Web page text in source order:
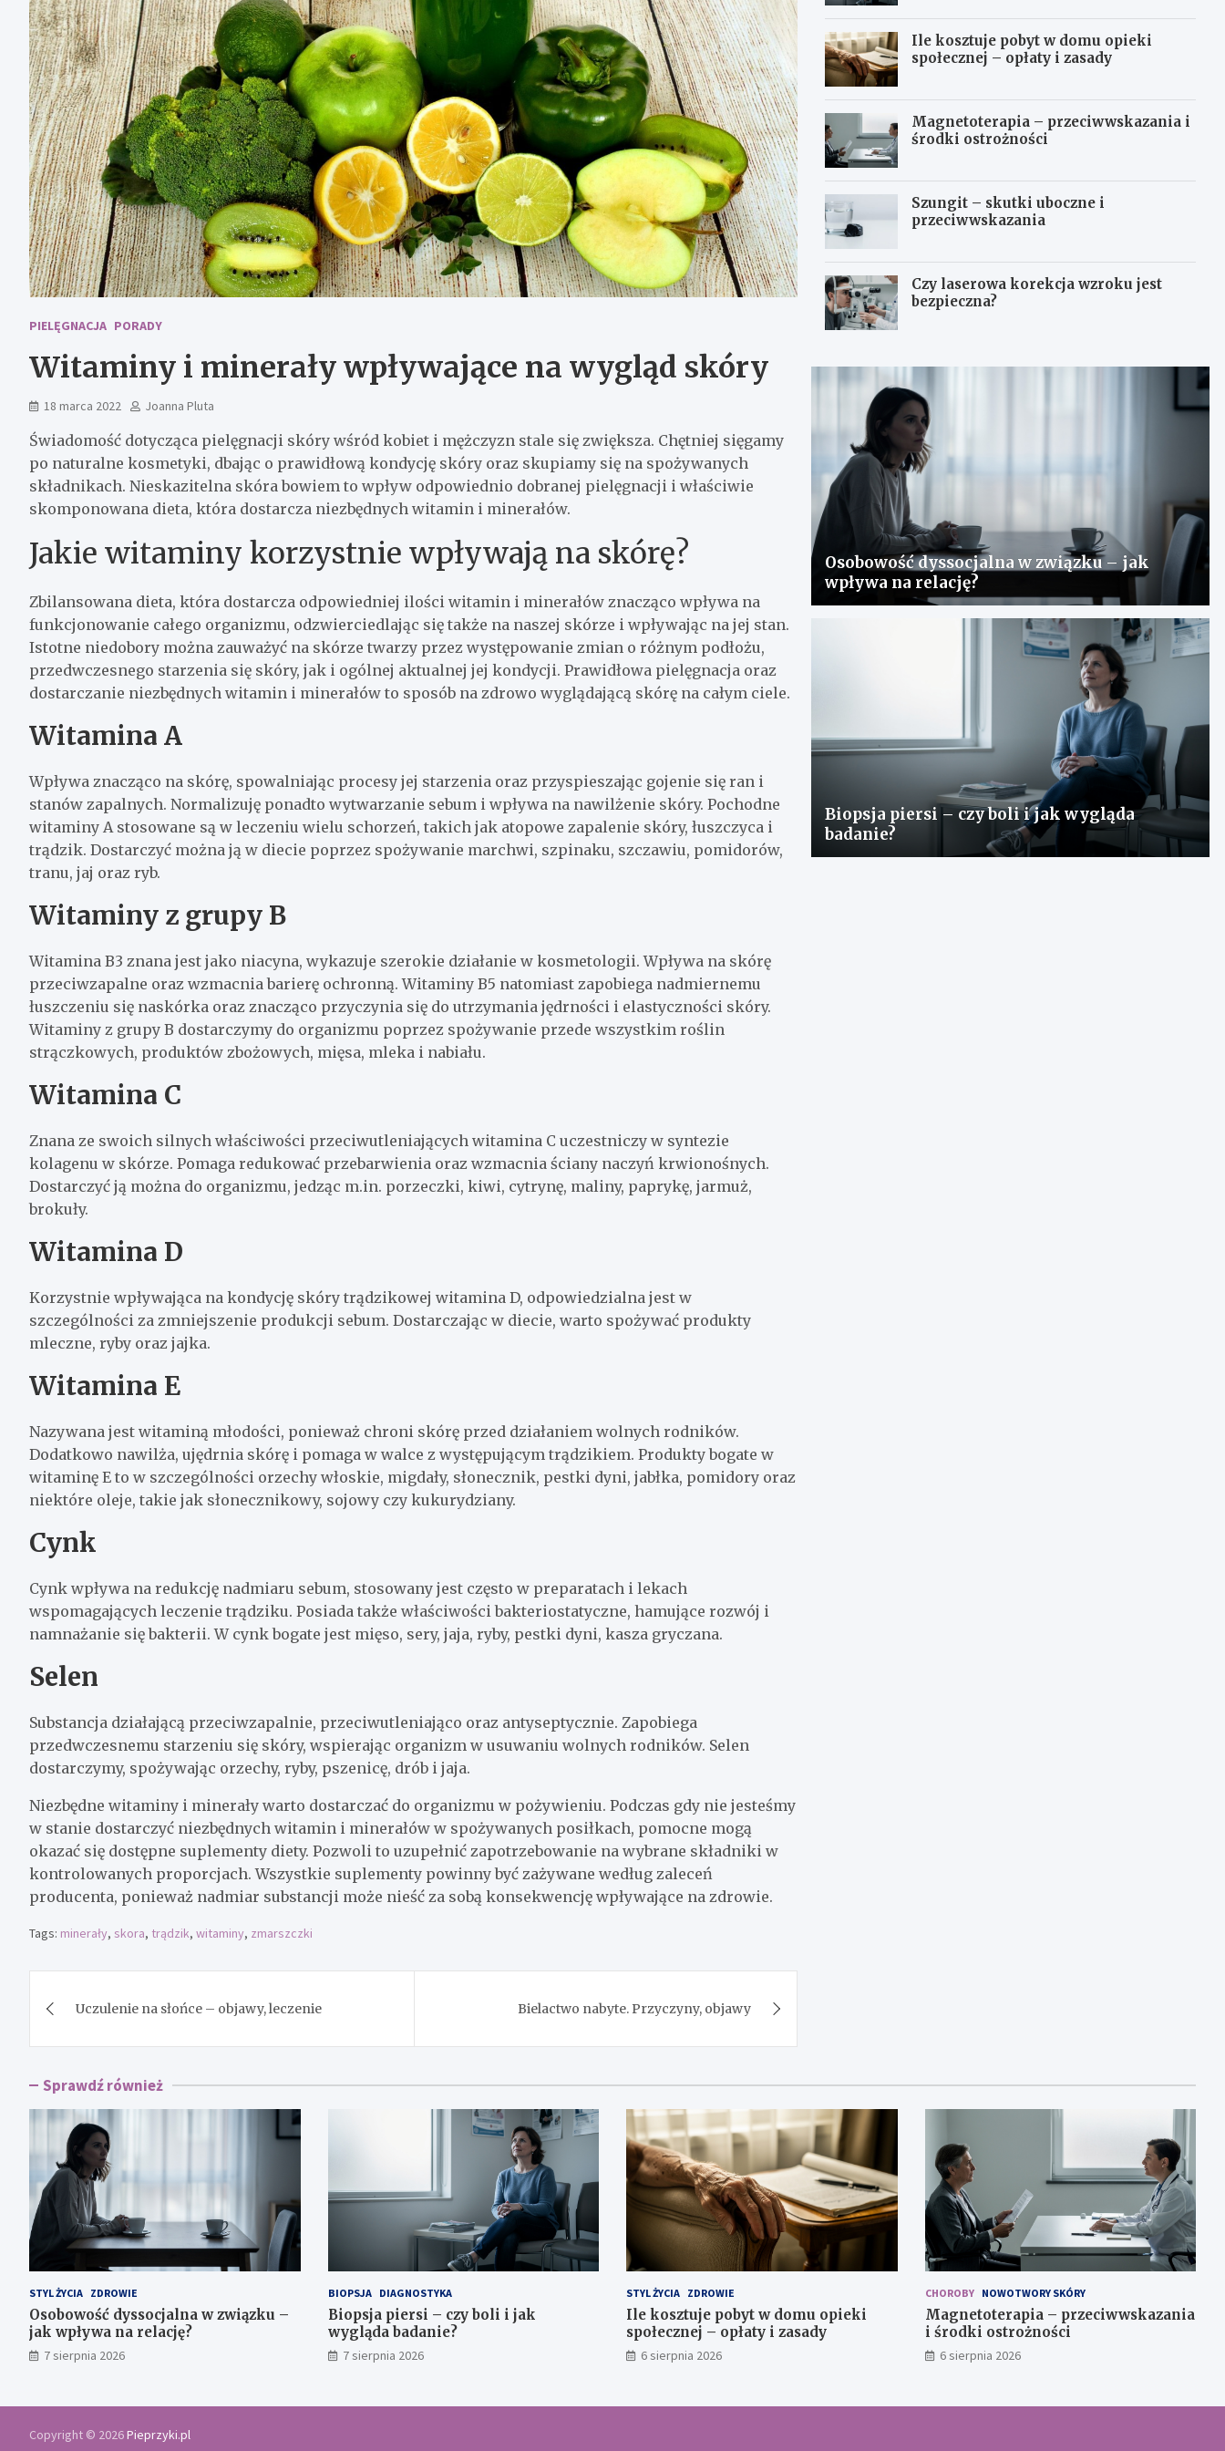
PIELĘGNACJA PORADY
Witaminy i minerały wpływające na wygląd skóry
18 marca 2022 Joanna Pluta
Świadomość dotycząca pielęgnacji skóry wśród kobiet i mężczyzn stale się zwiększa. Chętniej sięgamy
po naturalne kosmetyki, dbając o prawidłową kondycję skóry oraz skupiamy się na spożywanych
składnikach. Nieskazitelna skóra bowiem to wpływ odpowiednio dobranej pielęgnacji i właściwie
skomponowana dieta, która dostarcza niezbędnych witamin i minerałów.
Jakie witaminy korzystnie wpływają na skórę?
Zbilansowana dieta, która dostarcza odpowiedniej ilości witamin i minerałów znacząco wpływa na
funkcjonowanie całego organizmu, odzwierciedlając się także na naszej skórze i wpływając na jej stan.
Istotne niedobory można zauważyć na skórze twarzy przez występowanie zmian o różnym podłożu,
przedwczesnego starzenia się skóry, jak i ogólnej aktualnej jej kondycji. Prawidłowa pielęgnacja oraz
dostarczanie niezbędnych witamin i minerałów to sposób na zdrowo wyglądającą skórę na całym ciele.
Witamina A
Wpływa znacząco na skórę, spowalniając procesy jej starzenia oraz przyspieszając gojenie się ran i
stanów zapalnych. Normalizuję ponadto wytwarzanie sebum i wpływa na nawilżenie skóry. Pochodne
witaminy A stosowane są w leczeniu wielu schorzeń, takich jak atopowe zapalenie skóry, łuszczyca i
trądzik. Dostarczyć można ją w diecie poprzez spożywanie marchwi, szpinaku, szczawiu, pomidorów,
tranu, jaj oraz ryb.
Witaminy z grupy B
Witamina B3 znana jest jako niacyna, wykazuje szerokie działanie w kosmetologii. Wpływa na skórę
przeciwzapalne oraz wzmacnia barierę ochronną. Witaminy B5 natomiast zapobiega nadmiernemu
łuszczeniu się naskórka oraz znacząco przyczynia się do utrzymania jędrności i elastyczności skóry.
Witaminy z grupy B dostarczymy do organizmu poprzez spożywanie przede wszystkim roślin
strączkowych, produktów zbożowych, mięsa, mleka i nabiału.
Witamina C
Znana ze swoich silnych właściwości przeciwutleniających witamina C uczestniczy w syntezie
kolagenu w skórze. Pomaga redukować przebarwienia oraz wzmacnia ściany naczyń krwionośnych.
Dostarczyć ją można do organizmu, jedząc m.in. porzeczki, kiwi, cytrynę, maliny, paprykę, jarmuż,
brokuły.
Witamina D
Korzystnie wpływająca na kondycję skóry trądzikowej witamina D, odpowiedzialna jest w
szczególności za zmniejszenie produkcji sebum. Dostarczając w diecie, warto spożywać produkty
mleczne, ryby oraz jajka.
Witamina E
Nazywana jest witaminą młodości, ponieważ chroni skórę przed działaniem wolnych rodników.
Dodatkowo nawilża, ujędrnia skórę i pomaga w walce z występującym trądzikiem. Produkty bogate w
witaminę E to w szczególności orzechy włoskie, migdały, słonecznik, pestki dyni, jabłka, pomidory oraz
niektóre oleje, takie jak słonecznikowy, sojowy czy kukurydziany.
Cynk
Cynk wpływa na redukcję nadmiaru sebum, stosowany jest często w preparatach i lekach
wspomagających leczenie trądziku. Posiada także właściwości bakteriostatyczne, hamujące rozwój i
namnażanie się bakterii. W cynk bogate jest mięso, sery, jaja, ryby, pestki dyni, kasza gryczana.
Selen
Substancja działającą przeciwzapalnie, przeciwutleniająco oraz antyseptycznie. Zapobiega
przedwczesnemu starzeniu się skóry, wspierając organizm w usuwaniu wolnych rodników. Selen
dostarczymy, spożywając orzechy, ryby, pszenicę, drób i jaja.
Niezbędne witaminy i minerały warto dostarczać do organizmu w pożywieniu. Podczas gdy nie jesteśmy
w stanie dostarczyć niezbędnych witamin i minerałów w spożywanych posiłkach, pomocne mogą
okazać się dostępne suplementy diety. Pozwoli to uzupełnić zapotrzebowanie na wybrane składniki w
kontrolowanych proporcjach. Wszystkie suplementy powinny być zażywane według zaleceń
producenta, ponieważ nadmiar substancji może nieść za sobą konsekwencję wpływające na zdrowie.
Tags: minerały, skora, trądzik, witaminy, zmarszczki
wpisu
Uczulenie na słońce – objawy, leczenie Bielactwo nabyte. Przyczyny, objawy
Ile kosztuje pobyt w domu opieki
społecznej – opłaty i zasady
Magnetoterapia – przeciwwskazania i
środki ostrożności
Szungit – skutki uboczne i
przeciwwskazania
Czy laserowa korekcja wzroku jest
bezpieczna?
Osobowość dyssocjalna w związku – jak
wpływa na relację?
Biopsja piersi – czy boli i jak wygląda
badanie?
Sprawdź również
STYL ŻYCIA ZDROWIE
Osobowość dyssocjalna w związku –
jak wpływa na relację?
7 sierpnia 2026
BIOPSJA DIAGNOSTYKA
Biopsja piersi – czy boli i jak
wygląda badanie?
7 sierpnia 2026
STYL ŻYCIA ZDROWIE
Ile kosztuje pobyt w domu opieki
społecznej – opłaty i zasady
6 sierpnia 2026
CHOROBY NOWOTWORY SKÓRY
Magnetoterapia – przeciwwskazania
i środki ostrożności
6 sierpnia 2026
Copyright © 2026Pieprzyki.pl